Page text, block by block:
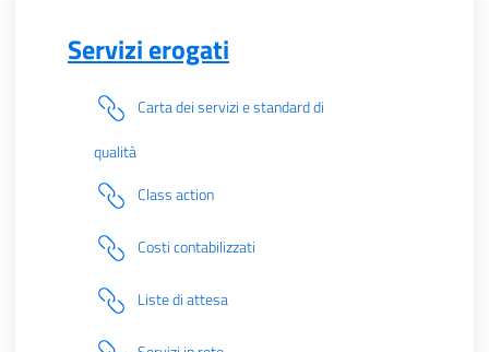
Servizi erogati
Carta dei servizi e standard di
qualità
Class action
Costi contabilizzati
Liste di attesa